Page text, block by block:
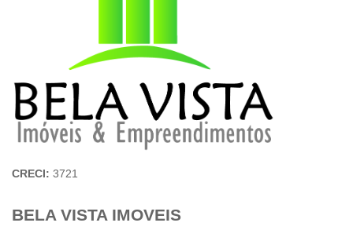
CRECI: 3721
BELA VISTA IMOVEIS